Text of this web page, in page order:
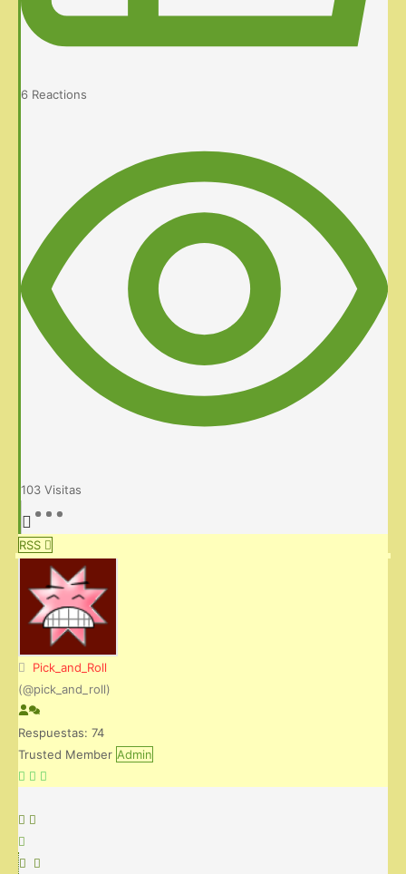
6 Reactions
103 Visitas
RSS
Pick_and_Roll
(@pick_and_roll)
Respuestas: 74
Trusted Member Admin